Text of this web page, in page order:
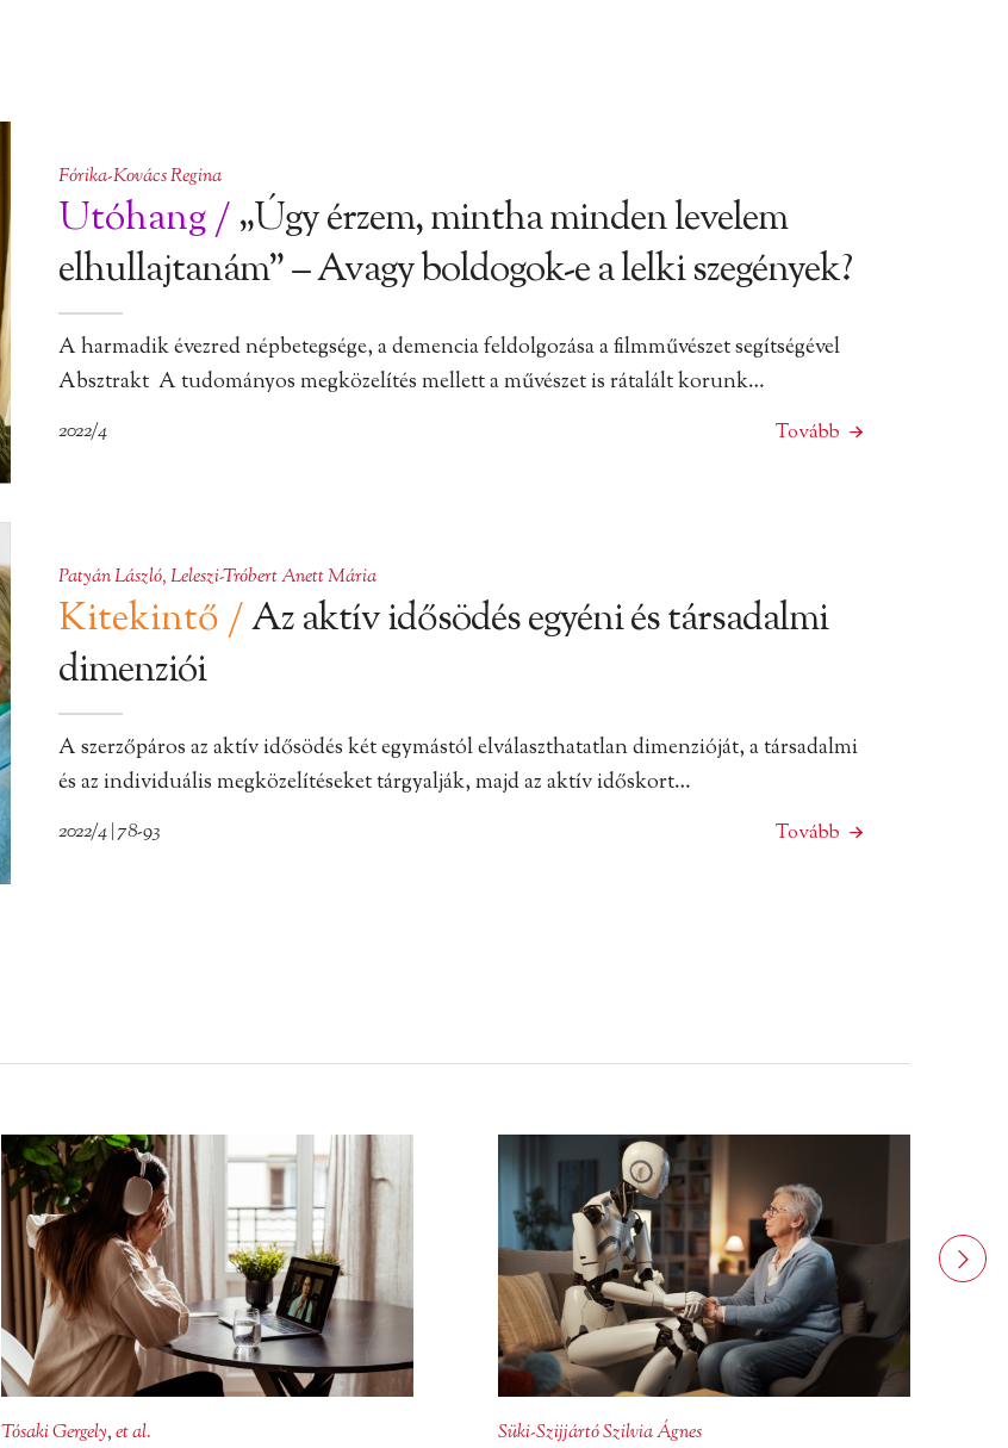
Fórika-Kovács Regina
Utóhang/„Úgy érzem, mintha minden levelem
elhullajtanám” – Avagy boldogok-e a lelki szegények?
A harmadik évezred népbetegsége, a demencia feldolgozása a filmművészet segítségével
Absztrakt A tudományos megközelítés mellett a művészet is rátalált korunk…
2022/4 Tovább
Patyán László,Leleszi-Tróbert Anett Mária
Kitekintő/Az aktív idősödés egyéni és társadalmi
dimenziói
A szerzőpáros az aktív idősödés két egymástól elválaszthatatlan dimenzióját, a társadalmi
és az individuális megközelítéseket tárgyalják, majd az aktív időskort…
2022/4 | 78-93 Tovább
Tósaki Gergely,et al. Süki-Szijjártó Szilvia Ágnes